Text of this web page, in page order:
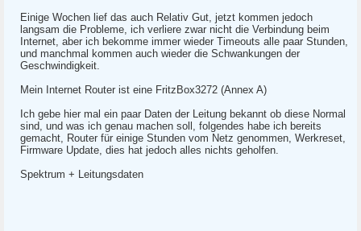
Einige Wochen lief das auch Relativ Gut, jetzt kommen jedoch
langsam die Probleme, ich verliere zwar nicht die Verbindung beim
Internet, aber ich bekomme immer wieder Timeouts alle paar Stunden,
und manchmal kommen auch wieder die Schwankungen der
Geschwindigkeit.
Mein Internet Router ist eine FritzBox3272 (Annex A)
Ich gebe hier mal ein paar Daten der Leitung bekannt ob diese Normal
sind, und was ich genau machen soll, folgendes habe ich bereits
gemacht, Router für einige Stunden vom Netz genommen, Werkreset,
Firmware Update, dies hat jedoch alles nichts geholfen.
Spektrum + Leitungsdaten